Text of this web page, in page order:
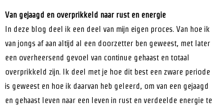
Van gejaagd en overprikkeld naar rust en energie
In deze blog deel ik een deel van mijn eigen proces. Van hoe ik
van jongs af aan altijd al een doorzetter ben geweest, met later
een overheersend gevoel van continue gehaast en totaal
overprikkeld zijn. Ik deel met je hoe dit best een zware periode
is geweest en hoe ik daarvan heb geleerd, om van een gejaagd
en gehaast leven naar een leven in rust en verdeelde energie te